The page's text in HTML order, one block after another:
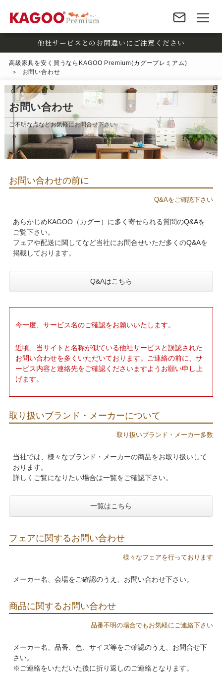
他社サービスとのお間違いにご注意ください
高級家具を安く買うならKAGOO Premium(カグープレミアム)
お問い合わせ
お問い合わせ
ご不明な点などお気軽にお問合せ下さい
お問い合わせの前に
Q&Aをご確認下さい
あらかじめKAGOO（カグー）に多く寄せられる質問のQ&Aを
ご覧下さい。
フェアや配送に関してなど当社にお問合せいただ多くのQ&Aを
掲載しております。
Q&Aはこちら
今一度、サービス名のご確認をお願いいたします。
近頃、当サイトと名称が似ている他社サービスと誤認された
お問い合わせを多くいただいております。ご連絡の前に、サ
ービス内容と連絡先をご確認くださいますようお願い申し上
げます。
取り扱いブランド・メーカーについて
取り扱いブランド・メーカー多数
当社では、様々なブランド・メーカーの商品をお取り扱いして
おります。
詳しくご覧になりたい場合は一覧をご確認下さい。
一覧はこちら
フェアに関するお問い合わせ
様々なフェアを行っております
メーカー名、会場をご確認のうえ、お問い合わせ下さい。
商品に関するお問い合わせ
品番不明の場合でもお気軽にご連絡下さい
メーカー名、品番、色、サイズ等をご確認のうえ、お問合せ下
さい。
※ご連絡をいただいた後に折り返しのご連絡となります。